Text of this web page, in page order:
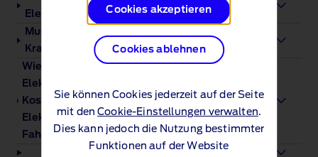
Cookies akzeptieren
Cookies ablehnen
Sie können Cookies jederzeit auf der Seite
mit denCookie-Einstellungen verwalten.
Dies kann jedoch die Nutzung bestimmter
Funktionen auf der Website
Elektrofahrzeugs?
Muss ich für mein Elektrofahrzeug
Kraftfahrzeugsteuer bezahlen?
Wie viel kostet das Laden eines
Elektrofahrzeugs? Und was ist der
Kostenunterschied zwischen einem
Elektrofahrzeug und einem herkömmlichen
Fahrzeug mit Verbrennungsmotor?